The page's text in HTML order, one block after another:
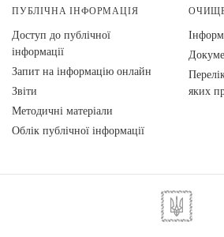
ПУБЛІЧНА ІНФОРМАЦІЯ
Доступ до публічної
інформації
Запит на інформацію онлайн
Звіти
Методичні матеріали
Облік публічної інформації
яких